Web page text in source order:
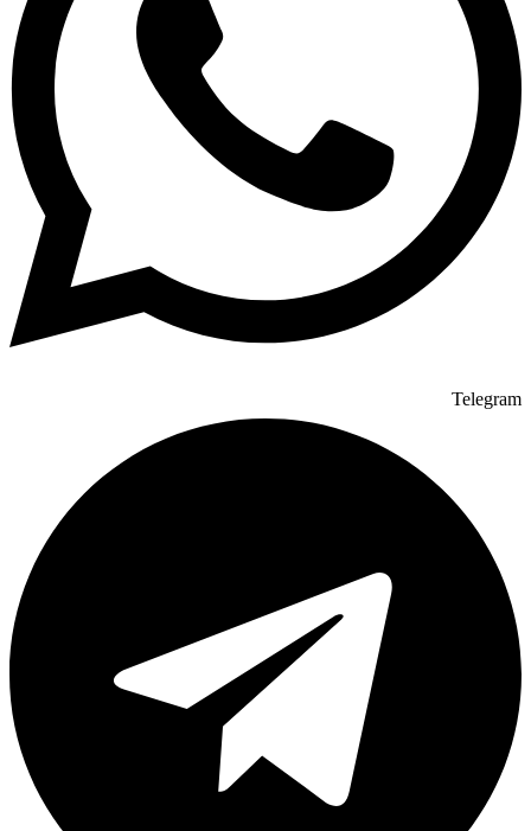
Telegram